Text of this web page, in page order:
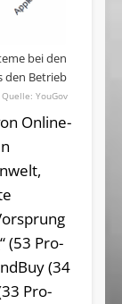
bei den
den Betrieb
YouGov
Online-
(53 Pro­
(34
Pro­